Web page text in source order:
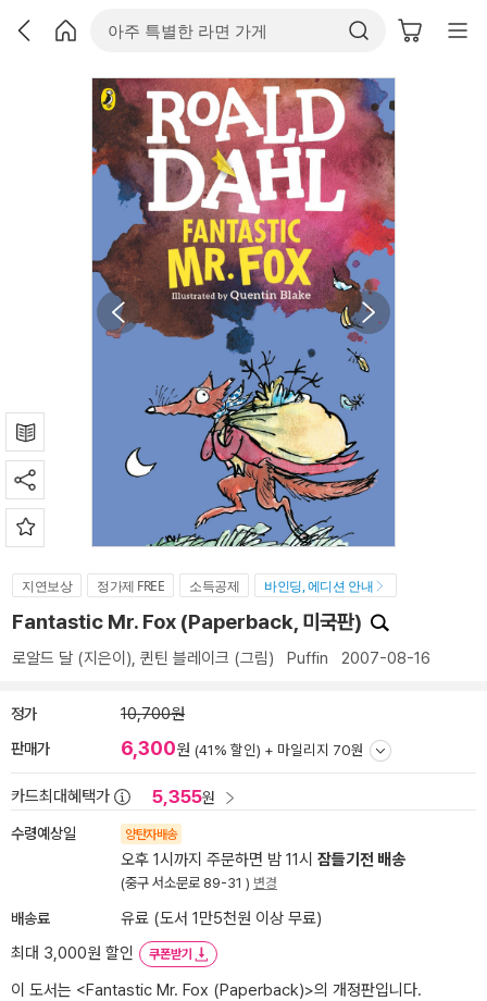
지연보상 정가제 FREE 소득공제 바인딩, 에디션 안내
Fantastic Mr. Fox (Paperback, 미국판)
로알드 달 (지은이), 퀸틴 블레이크 (그림) Puffin 2007-08-16
정가 10,700원
판매가 6,300원 (41% 할인) + 마일리지 70원
카드최대혜택가 5,355원
수령예상일 양탄자배송
오후 1시까지 주문하면 밤 11시 잠들기전 배송
(중구 서소문로 89-31 ) 변경
배송료
유료 (도서 1만5천원 이상 무료)
최대 3,000원 할인
쿠폰받기
이 도서는 <Fantastic Mr. Fox (Paperback)>의 개정판입니다.